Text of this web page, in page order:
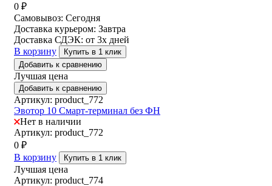
0 ₽
Самовывоз: Сегодня
Доставка курьером: Завтра
Доставка СДЭК: от 3х дней
В корзину
Купить в 1 клик
Добавить к сравнению
Лучшая цена
Добавить к сравнению
Артикул: product_772
Эвотор 10 Смарт-терминал без ФН
Нет в наличии
Артикул: product_772
0 ₽
В корзину
Купить в 1 клик
Лучшая цена
Артикул: product_774